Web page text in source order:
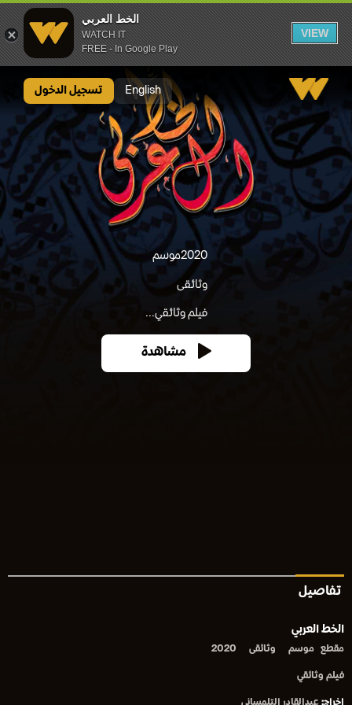
الخط العربي
WATCH IT
FREE - In Google Play
VIEW
English تسجيل الدخول
2020موسم
وثائقى
فيلم وثائقي...
مشاهدة
تفاصيل
الخط العربي
مقطع موسم وثائقى 2020
فيلم وثائقي